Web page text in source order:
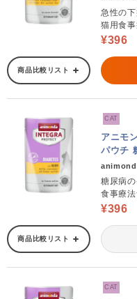
急性の
猫用食
¥396
商品比較リスト
CAT
アニモ
パウチ
糖尿病
食事療
¥396
商品比較リスト
CAT